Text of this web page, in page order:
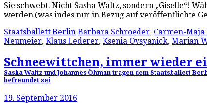
Sie schwebt. Nicht Sasha Waltz, sondern „Giselle“!
werden (was indes nur in Bezug auf veröffentlichte
Staatsballett Berlin Barbara Schroeder, Carmen-
Neumeier, Klaus Lederer, Ksenia Ovsyanick, Marian
Schneewittchen, immer wieder
Sasha Waltz und Johannes Öhman tragen dem Staatsballett
befreundet sei
19. September 2016